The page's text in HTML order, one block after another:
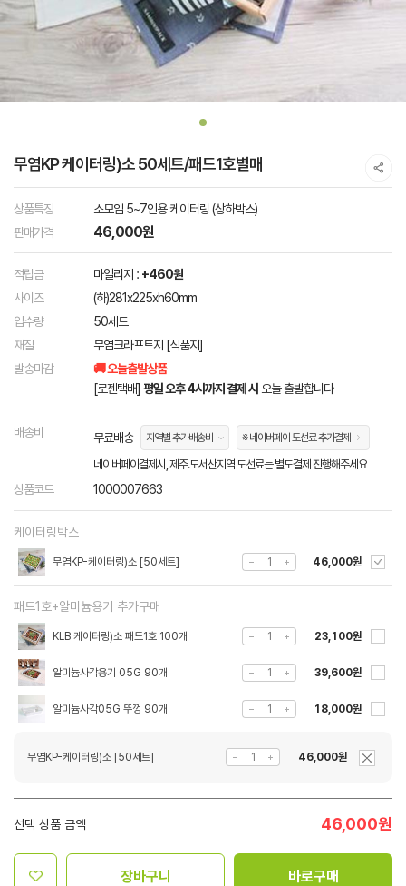
무염KP 케이터링)소 50세트/패드1호별매
상품특징
소모임 5~7인용 케이터링 (상하박스)
판매가격
46,000원
적립금 마일리지 : +460원
사이즈
(하)281x225xh60mm
입수량
50세트
재질
무염크라프트지 [식품지]
발송마감
🚚 오늘출발상품
[로젠택배] 평일 오후 4시까지 결제 시 오늘 출발합니다
배송비 무료배송 지역별 추가배송비 ※ 네이버페이 도선료 추가결제
네이버페이결제시, 제주.도서산지역 도선료는 별도결제 진행해주세요
상품코드 1000007663
케이터링박스
무염KP-케이터링)소 [50세트] 46,000원
패드1호+알미늄용기 추가구매
KLB 케이터링)소 패드1호 100개 23,100원
알미늄사각용기 05G 90개 39,600원
알미늄사각05G 뚜껑 90개 18,000원
무염KP-케이터링)소 [50세트] 46,000원
선택 상품 금액 46,000원
장바구니 바로구매